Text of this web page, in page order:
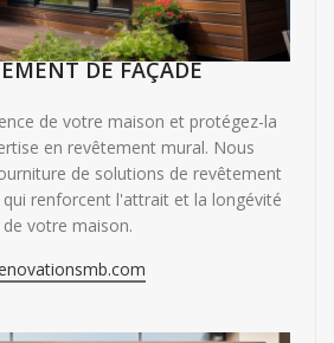
DE FAÇADE
de votre maison et protégez-la
en revêtement mural. Nous
de solutions de revêtement
renforcent l'attrait et la longévité
de votre maison.